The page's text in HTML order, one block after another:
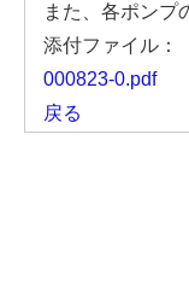
また、各ポンプ
添付ファイル：
000823-0.pdf
戻る